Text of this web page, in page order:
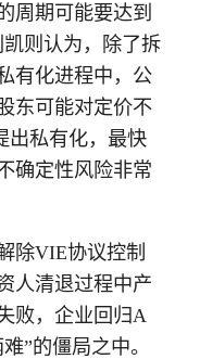
周期可能要达到
则认为，除了拆
有化进程中，公
东可能对定价不
出私有化，最快
确定性风险非常
除VIE协议控制
人清退过程中产
败，企业回归A
”的僵局之中。